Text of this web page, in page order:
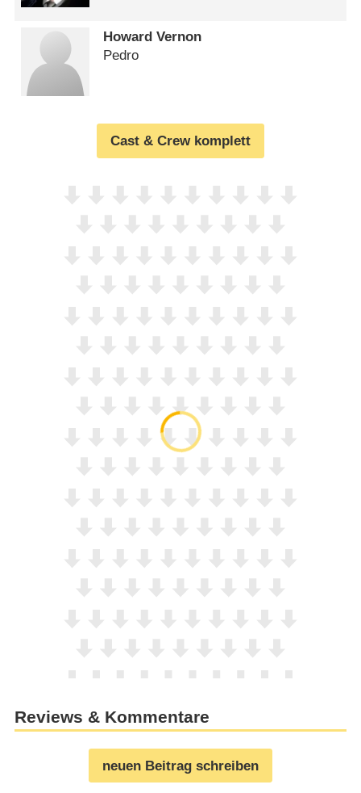
Howard Vernon
Pedro
Cast & Crew komplett
Reviews & Kommentare
neuen Beitrag schreiben